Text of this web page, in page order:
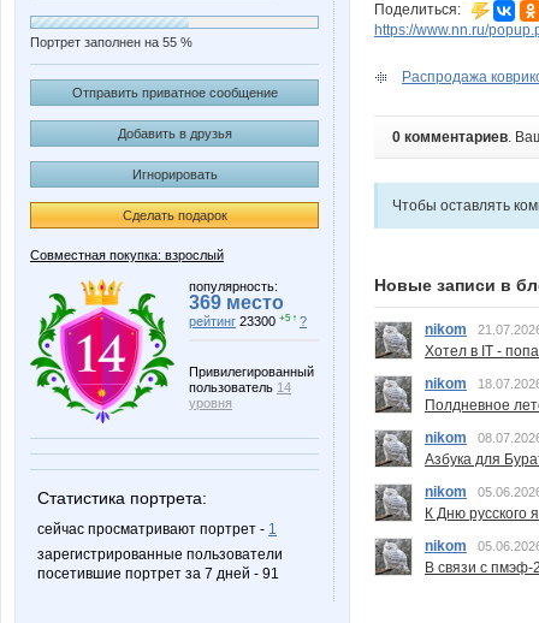
Портрет заполнен на 55 %
Отправить приватное сообщение
Добавить в друзья
Игнорировать
Сделать подарок
Совместная покупка: взрослый
популярность:
369 место
рейтинг 23300 +5 ↑ ?
Привилегированный
пользователь 14
уровня
Статистика портрета:
сейчас просматривают портрет - 1
зарегистрированные пользователи
посетившие портрет за 7 дней - 91
Поделиться:
https://www.nn.ru/
Распродажа
0 комментариев.
Чтобы оставлять
Новые записи в
nikom
Хотел в IT -
nikom
Полдневное
nikom
Азбука для
nikom
К Дню русского
nikom
В связи с пмэф-